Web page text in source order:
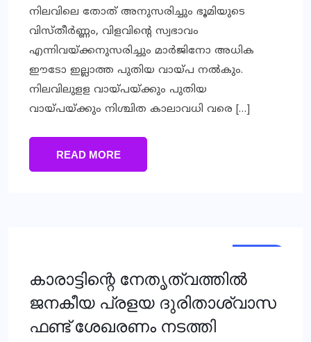
നിലവിലെ തോത് അനുസരിച്ചും ഭൂമിയുടെ
വിസ്തീര്‍ണ്ണം, വിളവിന്റെ സ്വഭാവം
എന്നിവയ്ക്കനുസരിച്ചും മാര്‍ജിനോ അധിക
ഈടോ ഇല്ലാത്ത പുതിയ വായ്പ നല്‍കും.
നിലവിലുളള വായ്പയ്ക്കും പുതിയ
വായ്പയ്ക്കും നിശ്ചിത കാലാവധി വരെ […]
READ MORE
കാരാട്ടിന്റെ നേതൃത്വത്തില്‍
ജനകീയ പ്രളയ ദുരിതാശ്വാസ
ഫണ്ട് ശേഖരണം നടത്തി